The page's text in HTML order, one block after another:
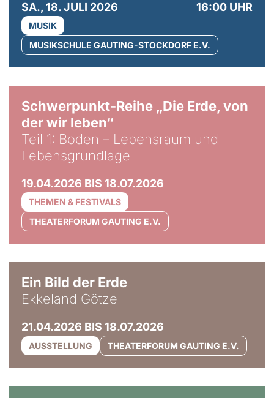
SA., 18. JULI 2026 16:00 UHR
MUSIK
MUSIKSCHULE GAUTING-STOCKDORF E.V.
Schwerpunkt-Reihe „Die Erde, von
der wir leben“
Teil 1: Boden – Lebensraum und
Lebensgrundlage
19.04.2026 BIS 18.07.2026
THEMEN & FESTIVALS
THEATERFORUM GAUTING E.V.
Ein Bild der Erde
Ekkeland Götze
21.04.2026 BIS 18.07.2026
AUSSTELLUNG THEATERFORUM GAUTING E.V.